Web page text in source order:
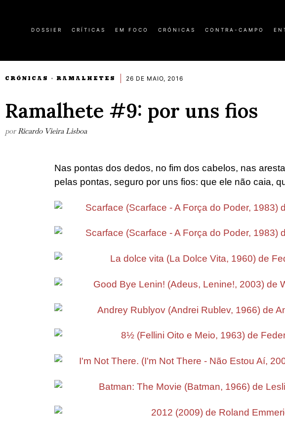
DOSSIER CRÍTICAS EM FOCO CRÓNICAS CONTRA-CAMPO
CRÓNICAS · RAMALHETES 26 DE MAIO, 2016
Ramalhete #9: por uns fios
por Ricardo Vieira Lisboa
Nas pontas dos dedos, no fim dos cabelos, nas
pelas pontas, seguro por uns fios: que ele não caia,